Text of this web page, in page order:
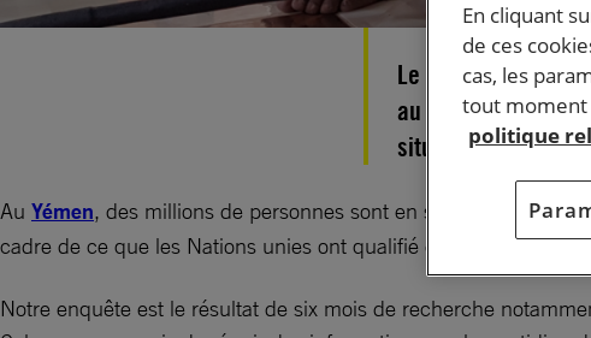
Le conflit armé a
au monde. C’est
situation de
Au Yémen, des millions de personnes sont en situation de
cadre de ce que les Nations unies ont qualifié de pire crise
Notre enquête est le résultat de six mois de recherche
En cliquant
de ces
cas, les
tout moment
politique